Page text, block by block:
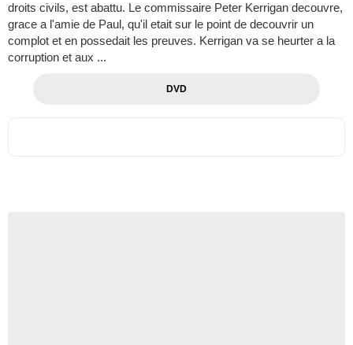
droits civils, est abattu. Le commissaire Peter Kerrigan decouvre,
grace a l'amie de Paul, qu'il etait sur le point de decouvrir un
complot et en possedait les preuves. Kerrigan va se heurter a la
corruption et aux ...
DVD